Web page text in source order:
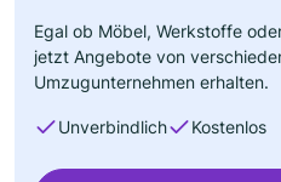
Egal ob Möbel, Werkstoffe
jetzt Angebote von
Umzugunternehmen erhalten.
Unverbindlich Kostenlos